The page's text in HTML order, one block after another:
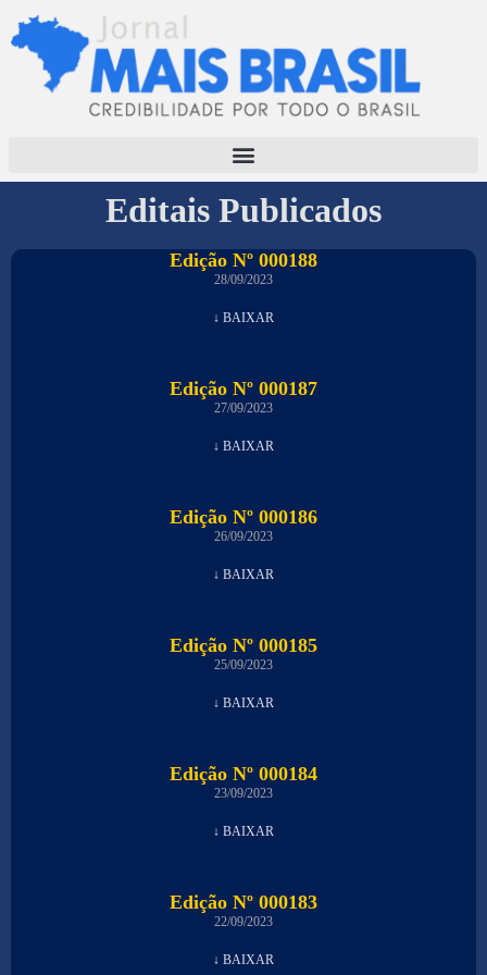
Editais Publicados
Edição Nº 000188
28/09/2023
↓ BAIXAR
Edição Nº 000187
27/09/2023
↓ BAIXAR
Edição Nº 000186
26/09/2023
↓ BAIXAR
Edição Nº 000185
25/09/2023
↓ BAIXAR
Edição Nº 000184
23/09/2023
↓ BAIXAR
Edição Nº 000183
22/09/2023
↓ BAIXAR